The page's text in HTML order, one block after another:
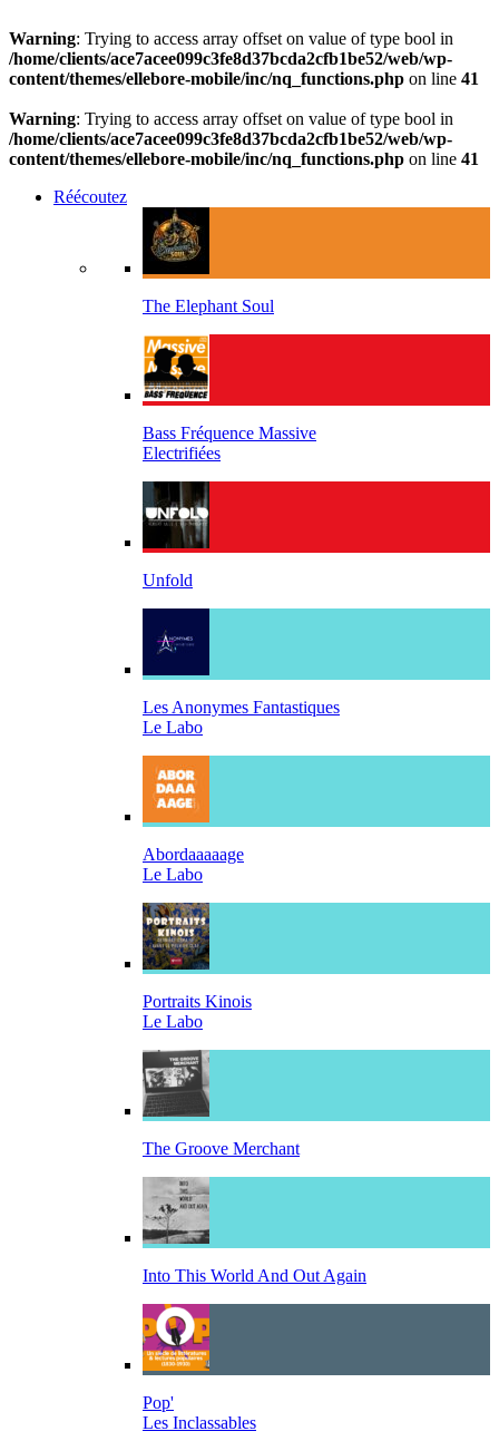
Warning: Trying to access array offset on value of type bool in
/home/clients/ace7acee099c3fe8d37bcda2cfb1be52/web/wp-
content/themes/ellebore-mobile/inc/nq_functions.php on line 41
Warning: Trying to access array offset on value of type bool in
/home/clients/ace7acee099c3fe8d37bcda2cfb1be52/web/wp-
content/themes/ellebore-mobile/inc/nq_functions.php on line 41
Réécoutez
The Elephant Soul
Bass Fréquence Massive
Electrifiées
Unfold
Les Anonymes Fantastiques
Le Labo
Abordaaaaage
Le Labo
Portraits Kinois
Le Labo
The Groove Merchant
Into This World And Out Again
Pop'
Les Inclassables